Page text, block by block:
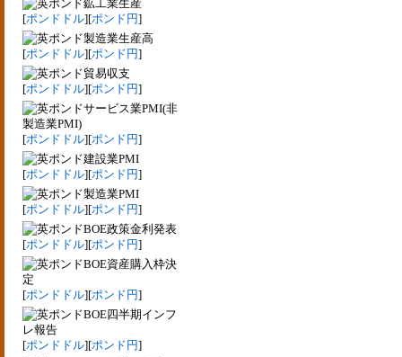
鉱工業生産
[ポンドドル][ポンド円]
製造業生産高
[ポンドドル][ポンド円]
貿易収支
[ポンドドル][ポンド円]
サービス業PMI(非
製造業PMI)
[ポンドドル][ポンド円]
建設業PMI
[ポンドドル][ポンド円]
製造業PMI
[ポンドドル][ポンド円]
BOE政策金利発表
[ポンドドル][ポンド円]
BOE資産購入枠決
定
[ポンドドル][ポンド円]
BOE四半期インフ
レ報告
[ポンドドル][ポンド円]